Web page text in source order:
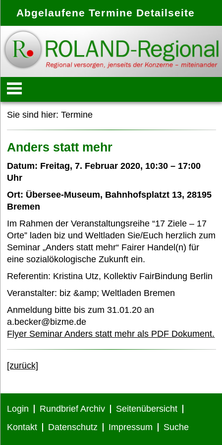
Abgelaufene Termine Detailseite
Startseite
Konzept
Anbieter
Treffpunkte
Termine
Bildung und Wissen e. V.
Interessantes
Medien
Sie sind hier:Termine
Anders statt mehr
Datum: Freitag, 7. Februar 2020, 10:30 – 17:00
Uhr
Ort: Übersee-Museum, Bahnhofsplatzt 13, 28195
Bremen
Im Rahmen der Veranstaltungsreihe “17 Ziele – 17
Orte” laden biz und Weltladen Sie/Euch herzlich zum
Seminar „Anders statt mehr“ Fairer Handel(n) für
eine sozialökologische Zukunft ein.
Referentin: Kristina Utz, Kollektiv FairBindung Berlin
Veranstalter: biz &amp; Weltladen Bremen
Anmeldung bitte bis zum 31.01.20 an
a.becker@bizme.de
Flyer Seminar Anders statt mehr als PDF Dokument.
[zurück]
Login Rundbrief Archiv
Seitenübersicht
Kontakt
Datenschutz Impressum Suche